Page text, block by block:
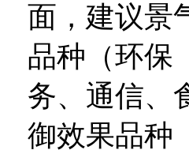
面，建议景
品种（环保
务、通信、
御效果品种